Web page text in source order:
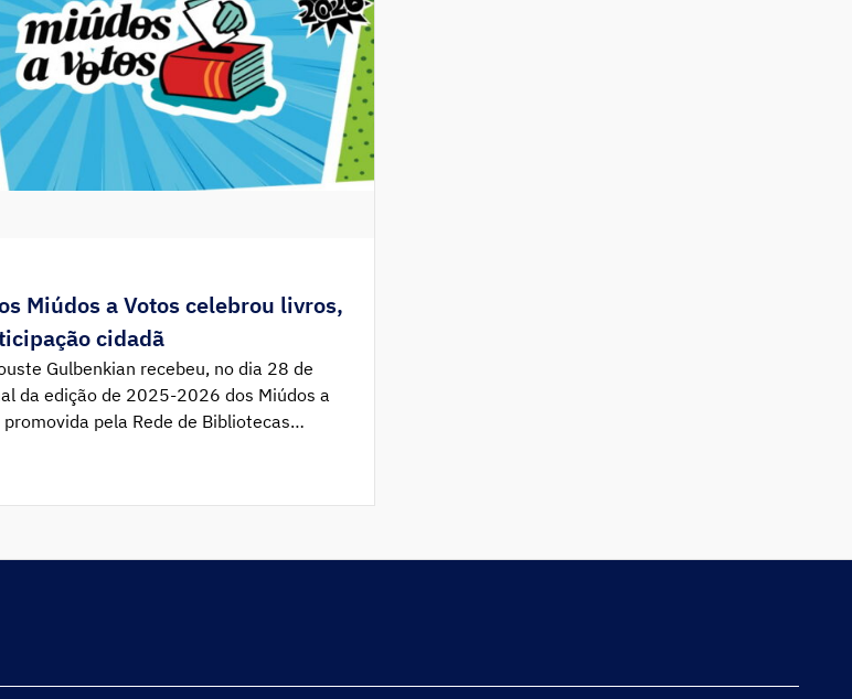
Miúdos a Votos celebrou livros,
cidadã
Gulbenkian recebeu, no dia 28 de
da edição de 2025-2026 dos Miúdos a
pela Rede de Bibliotecas